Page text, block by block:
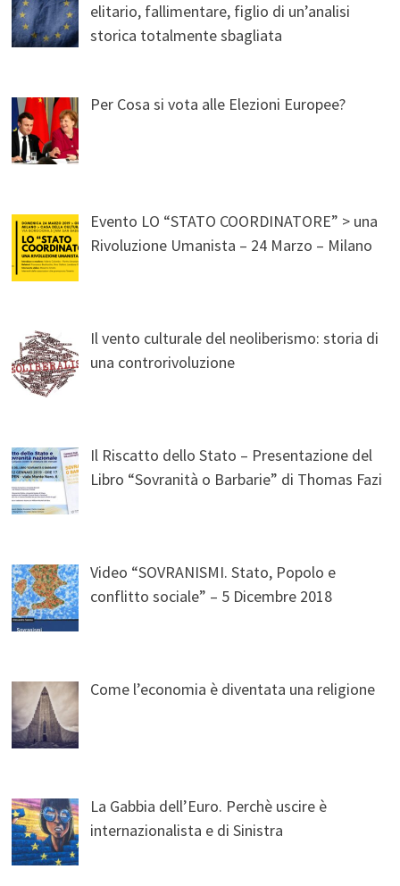
elitario, fallimentare, figlio di un’analisi
storica totalmente sbagliata
Per Cosa si vota alle Elezioni Europee?
Evento LO “STATO COORDINATORE” > una
Rivoluzione Umanista – 24 Marzo – Milano
Il vento culturale del neoliberismo: storia di
una controrivoluzione
Il Riscatto dello Stato – Presentazione del
Libro “Sovranità o Barbarie” di Thomas Fazi
Video “SOVRANISMI. Stato, Popolo e
conflitto sociale” – 5 Dicembre 2018
Come l’economia è diventata una religione
La Gabbia dell’Euro. Perchè uscire è
internazionalista e di Sinistra